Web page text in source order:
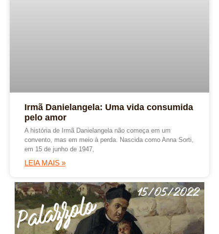
Irmã Danielangela: Uma vida consumida
pelo amor
A história de Irmã Danielangela não começa em um
convento, mas em meio à perda. Nascida como Anna Sorti,
em 15 de junho de 1947,
LEIA MAIS »